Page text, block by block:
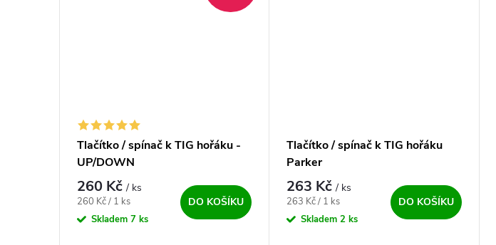
Tlačítko / spínač k TIG hořáku -
UP/DOWN
260 Kč/ ks
Měrná cena:
260 Kč / 1 ks
Skladem 7 ks
DO KOŠÍKU
Tlačítko / spínač k TIG hořáku
Parker
263 Kč/ ks
Měrná cena:
263 Kč / 1 ks
Skladem2 ks
DO KOŠÍKU